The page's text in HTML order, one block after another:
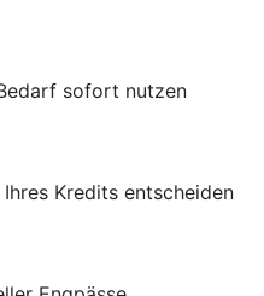
sofort nutzen
Kredits entscheiden